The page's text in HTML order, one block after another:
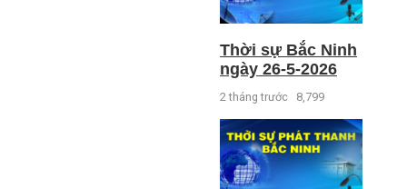
Thời sự Bắc Ninh
ngày 26-5-2026
2 tháng trước 8,799